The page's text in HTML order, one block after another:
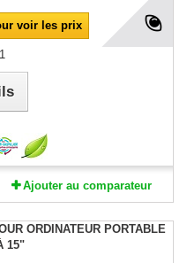
voir les prix
1
Ajouter au comparateur
ORDINATEUR PORTABLE
15"